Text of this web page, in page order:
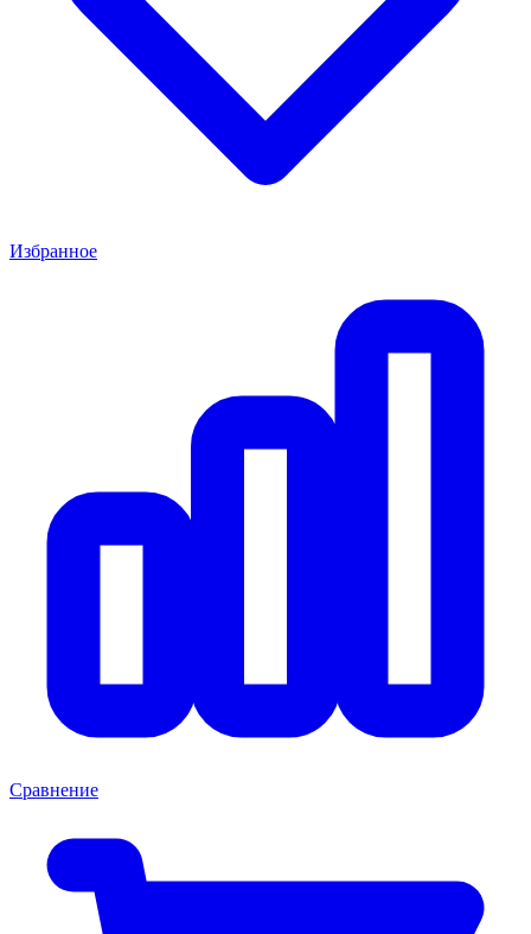
Избранное
Сравнение